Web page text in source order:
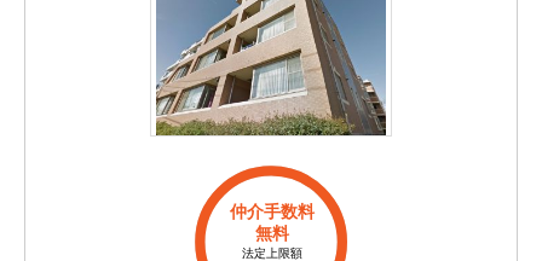
仲介手数料
無料
法定上限額